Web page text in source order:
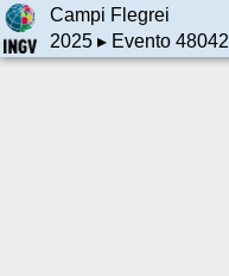
Campi Flegrei
2025▸ Evento 48042